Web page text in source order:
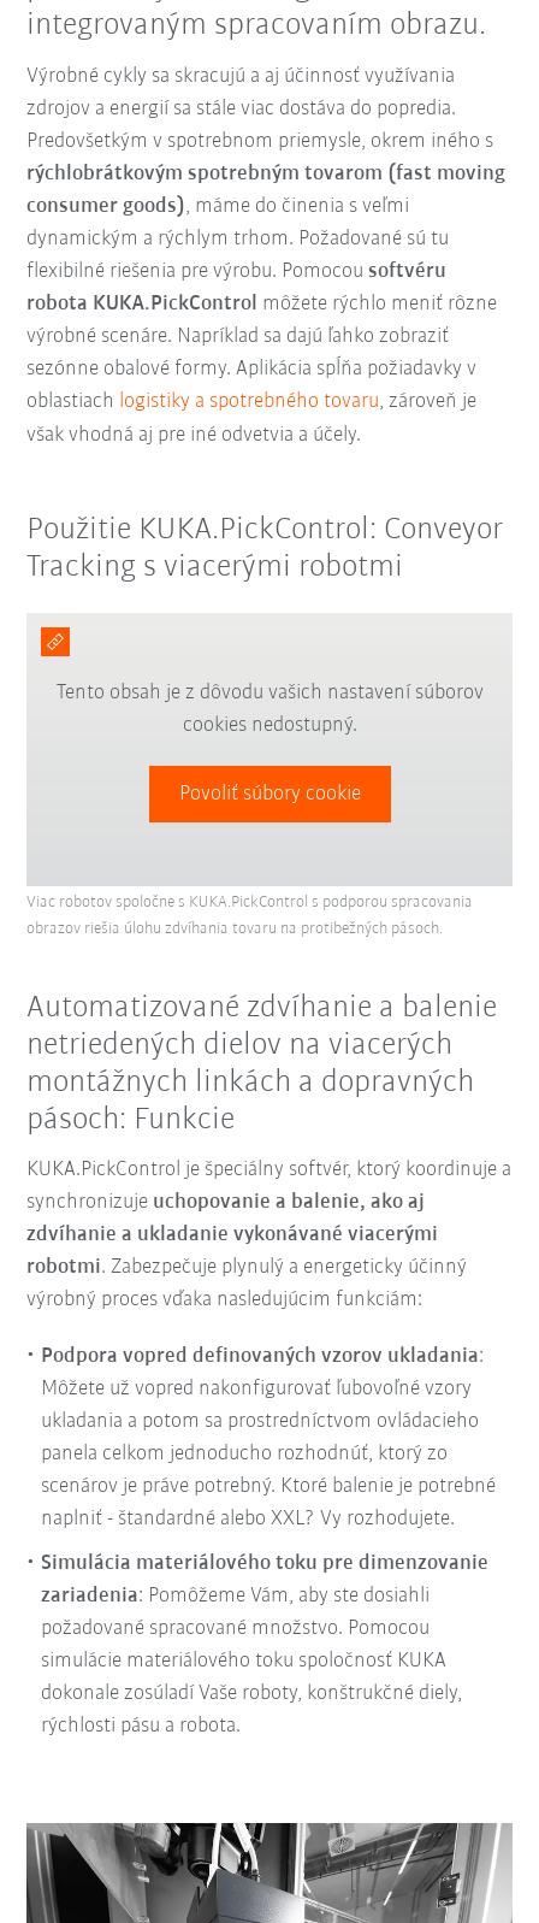
integrovaným spracovaním obrazu.
Výrobné cykly sa skracujú a aj účinnosť využívania
zdrojov a energií sa stále viac dostáva do popredia.
Predovšetkým v spotrebnom priemysle, okrem iného s
rýchlobrátkovým spotrebným tovarom (fast moving
consumer goods), máme do činenia s veľmi
dynamickým a rýchlym trhom. Požadované sú tu
flexibilné riešenia pre výrobu. Pomocousoftvéru
robota KUKA.PickControl môžete rýchlo meniť rôzne
výrobné scenáre. Napríklad sa dajú ľahko zobraziť
sezónne obalové formy. Aplikácia spĺňa požiadavky v
oblastiach logistiky a spotrebného tovaru, zároveň je
však vhodná aj pre iné odvetvia a účely.
Použitie KUKA.PickControl: Conveyor
Tracking s viacerými robotmi
Tento obsah je z dôvodu vašich nastavení súborov
cookies nedostupný.
Povoliť súbory cookie
Viac robotov spoločne s KUKA.PickControl s podporou spracovania
obrazov riešia úlohu zdvíhania tovaru na protibežných pásoch.
Automatizované zdvíhanie a balenie
netriedených dielov na viacerých
montážnych linkách a dopravných
pásoch: Funkcie
KUKA.PickControl je špeciálny softvér, ktorý koordinuje a
synchronizuje uchopovanie a balenie, ako aj
zdvíhanie a ukladanie vykonávané viacerými
robotmi. Zabezpečuje plynulý a energeticky účinný
výrobný proces vďaka nasledujúcim funkciám:
Podpora vopred definovaných vzorov ukladania:
Môžete už vopred nakonfigurovať ľubovoľné vzory
ukladania a potom sa prostredníctvom ovládacieho
panela celkom jednoducho rozhodnúť, ktorý zo
scenárov je práve potrebný. Ktoré balenie je potrebné
naplniť - štandardné alebo XXL? Vy rozhodujete.
Simulácia materiálového toku pre dimenzovanie
zariadenia: Pomôžeme Vám, aby ste dosiahli
požadované spracované množstvo. Pomocou
simulácie materiálového toku spoločnosť KUKA
dokonale zosúladí Vaše roboty, konštrukčné diely,
rýchlosti pásu a robota.